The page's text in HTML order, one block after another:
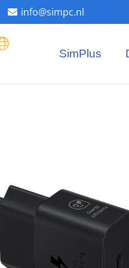
info@simpc.nl
SimPlus